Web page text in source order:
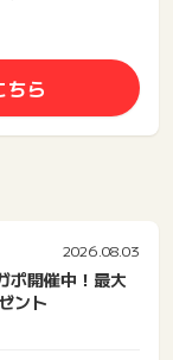
ちら
2026.08.03
ポ開催中！最大
ント